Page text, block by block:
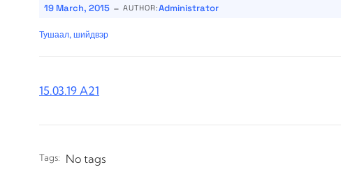
19 March, 2015 - AUTHOR:Administrator
Тушаал, шийдвэр
15.03.19 A21
Tags: No tags